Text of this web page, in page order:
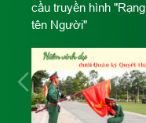
cầu truyền hình
tên Người"